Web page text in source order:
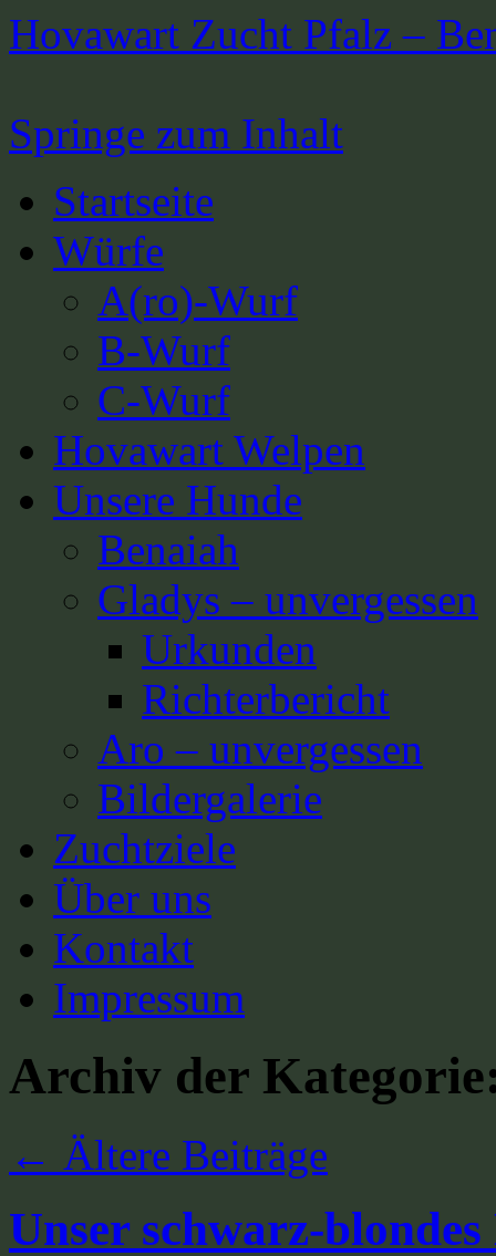
Hovawart Zucht Pfalz –
Springe zum Inhalt
Startseite
Würfe
A(ro)-Wurf
B-Wurf
C-Wurf
Hovawart Welpen
Unsere Hunde
Benaiah
Gladys – unvergessen
Urkunden
Richterbericht
Aro – unvergessen
Bildergalerie
Zuchtziele
Über uns
Kontakt
Impressum
Archiv der
← Ältere Beiträge
Unser schwarz-